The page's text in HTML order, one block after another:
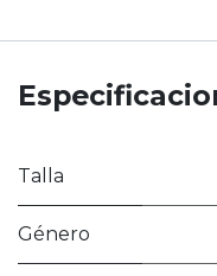
Talla
Género